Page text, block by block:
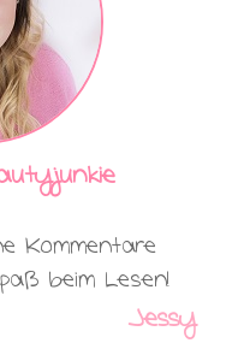
Kommentare
beim Lesen!
Jessy